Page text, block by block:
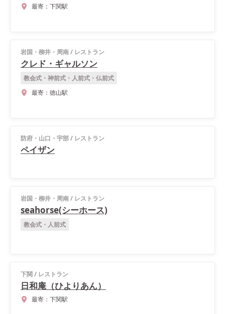
最寄： 下関駅
岩国・柳井・周南/ レストラン
クレド・ギャルソン
教会式・神前式・人前式・仏前式
最寄： 徳山駅
防府・山口・宇部/ レストラン
ペイザン
岩国・柳井・周南/ レストラン
seahorse(シーホース)
教会式・人前式
下関/ レストラン
日和庵（ひよりあん）
最寄： 下関駅